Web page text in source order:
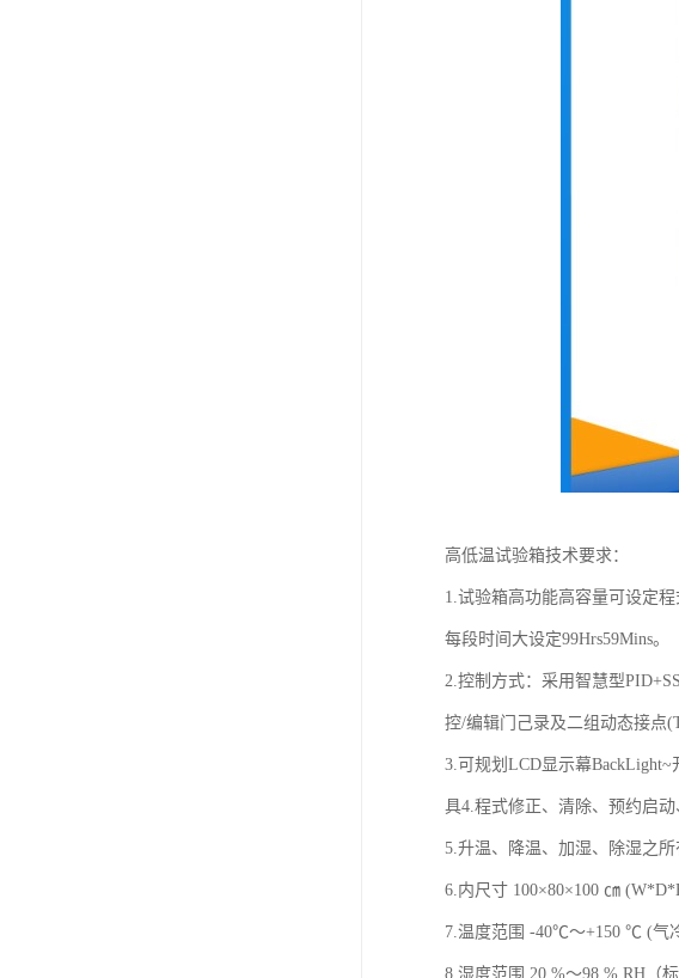
高低温试验箱技术要求：
1.试验箱高功能高容量可设定程
每段时间大设定99Hrs59Mins。
2.控制方式：采用智慧型
控/编辑门己录及二组动态接点
3.可规划LCD显示幕BackLight~
具4.程式修正、清除、预约启动
5.升温、降温、加湿、除湿之
6.内尺寸 100×80×100 ㎝
7.温度范围 -40℃～+150 ℃ (气
8.湿度范围 20 %～98 % RH（标